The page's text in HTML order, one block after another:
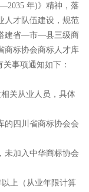
年)》精神，落
人才队伍建设，规范
建省—市—县三级商
商标协会商标人才库
事项通知如下：
关从业人员，具体
的四川省商标协会会
未加入中华商标协会
上（从业年限计算